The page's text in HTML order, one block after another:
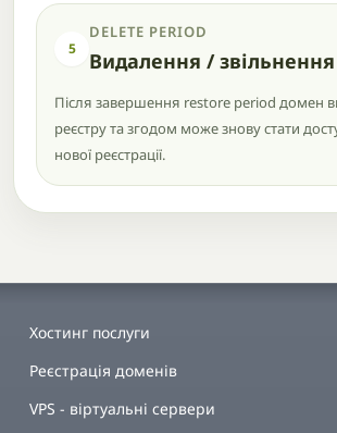
5
DELETE PERIOD
Видалення / звільнення
Після завершення restore period домен
реєстру та згодом може знову стати
нової реєстрації.
Хостинг послуги
Реєстрація доменів
VPS - віртуальні сервери